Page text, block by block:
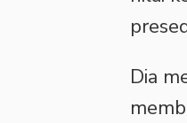
Dia